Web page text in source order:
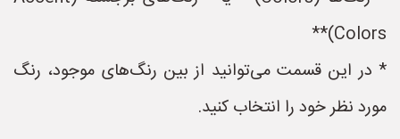
Colors)**
* در این قسمت می‌توانید از بین رنگ‌های موجود، رنگ
مورد نظر خود را انتخاب کنید.